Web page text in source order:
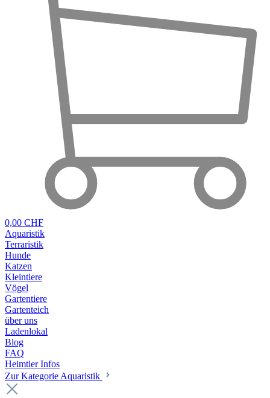
0,00 CHF
Aquaristik
Terraristik
Hunde
Katzen
Kleintiere
Vögel
Gartentiere
Gartenteich
über uns
Ladenlokal
Blog
FAQ
Heimtier Infos
Zur Kategorie Aquaristik